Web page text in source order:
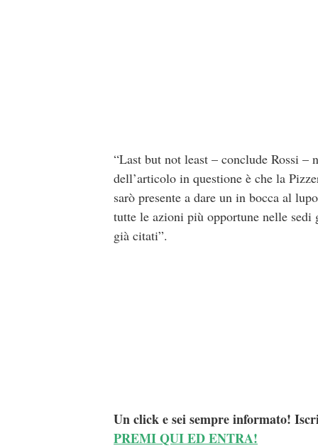
“Last but not least – conclude Rossi –
dell’articolo in questione è che la
sarò presente a dare un in bocca al
tutte le azioni più opportune nelle
già citati”.
Un click e sei sempre informato!
PREMI QUI ED ENTRA!